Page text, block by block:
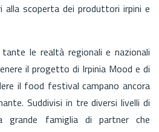
alla scoperta dei produttori irpini e
tante le realtà regionali e nazionali
il progetto di Irpinia Mood e di
il food festival campano ancora
Suddivisi in tre diversi livelli di
grande famiglia di partner che